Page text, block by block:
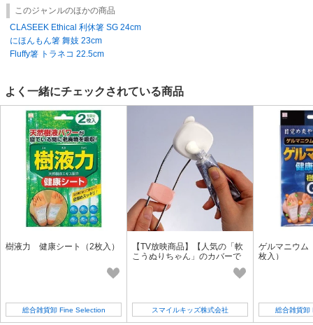
このジャンルのほかの商品
CLASEEK Ethical 利休箸 SG 24cm
にほんもん箸 舞妓 23cm
Fluffy箸 トラネコ 22.5cm
よく一緒にチェックされている商品
樹液力 健康シート（2枚入）
総合雑貨卸 Fine Selection
【TV放映商品】【人気の「軟
こうぬりちゃん」のカバーで
す】軟こうぬりちゃん専用取
スマイルキッズ株式会社
ゲルマニウ
枚入）
総合雑貨卸